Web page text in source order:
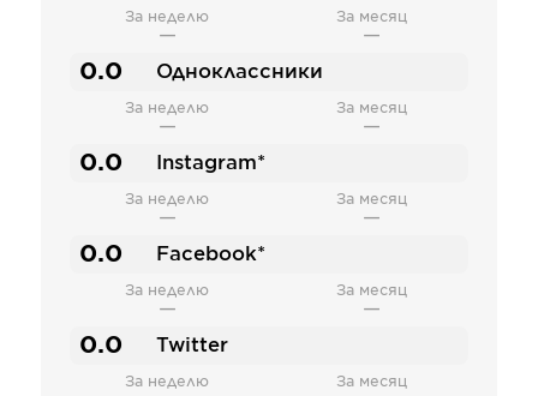
За неделю
—
За месяц
—
0.0 Одноклассники
За неделю
—
За месяц
—
0.0 Instagram*
За неделю
—
За месяц
—
0.0 Facebook*
За неделю
—
За месяц
—
0.0 Twitter
За неделю За месяц